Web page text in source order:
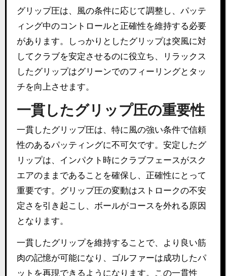
グリップ圧は、風の条件に応じて調整し、パッテ
ィング中のコントロールと正確性を維持する必要
があります。しっかりとしたグリップは突風に対
してクラブを安定させるのに役立ち、リラックス
したグリップはグリーンでのフィーリングとタッ
チを向上させます。
一貫したグリップ圧の重要性
一貫したグリップ圧は、特に風の強い条件で信頼
性のあるパッティングに不可欠です。安定したグ
リップは、インパクト時にクラブフェースがスク
エアのままであることを確保し、正確性にとって
重要です。グリップ圧の変動はストロークの不安
定さを引き起こし、ボールがコースを外れる原因
となります。
一貫したグリップを維持することで、より良い筋
肉の記憶が可能になり、ゴルファーは成功したパ
ットを再現できるようになります。この一貫性